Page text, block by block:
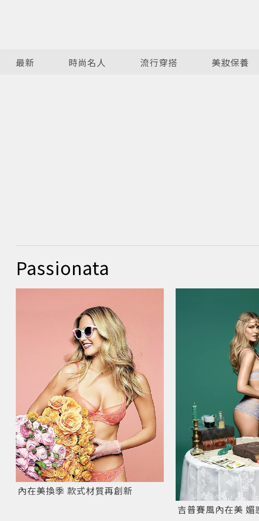
最新 時尚名人 流行穿搭 美妝保養
Passionata
內在美換季 款式材質再創新
吉普賽風內在美 媚